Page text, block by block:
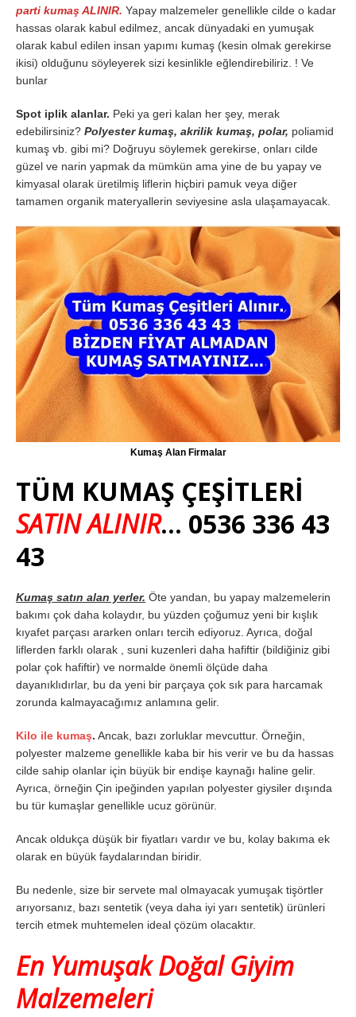
parti kumaş ALINIR. Yapay malzemeler genellikle cilde o kadar
hassas olarak kabul edilmez, ancak dünyadaki en yumuşak
olarak kabul edilen insan yapımı kumaş (kesin olmak gerekirse
ikisi) olduğunu söyleyerek sizi kesinlikle eğlendirebiliriz. ! Ve
bunlar
Spot iplik alanlar. Peki ya geri kalan her şey, merak
edebilirsiniz? Polyester kumaş, akrilik kumaş, polar, poliamid
kumaş vb. gibi mi? Doğruyu söylemek gerekirse, onları cilde
güzel ve narin yapmak da mümkün ama yine de bu yapay ve
kimyasal olarak üretilmiş liflerin hiçbiri pamuk veya diğer
tamamen organik materyallerin seviyesine asla ulaşamayacak.
Kumaş Alan Firmalar
TÜM KUMAŞ ÇEŞİTLERİ
SATIN ALINIR… 0536 336 43
43
Kumaş satın alan yerler. Öte yandan, bu yapay malzemelerin
bakımı çok daha kolaydır, bu yüzden çoğumuz yeni bir kışlık
kıyafet parçası ararken onları tercih ediyoruz. Ayrıca, doğal
liflerden farklı olarak , suni kuzenleri daha hafiftir (bildiğiniz gibi
polar çok hafiftir) ve normalde önemli ölçüde daha
dayanıklıdırlar, bu da yeni bir parçaya çok sık para harcamak
zorunda kalmayacağımız anlamına gelir.
Kilo ile kumaş. Ancak, bazı zorluklar mevcuttur. Örneğin,
polyester malzeme genellikle kaba bir his verir ve bu da hassas
cilde sahip olanlar için büyük bir endişe kaynağı haline gelir.
Ayrıca, örneğin Çin ipeğinden yapılan polyester giysiler dışında
bu tür kumaşlar genellikle ucuz görünür.
Ancak oldukça düşük bir fiyatları vardır ve bu, kolay bakıma ek
olarak en büyük faydalarından biridir.
Bu nedenle, size bir servete mal olmayacak yumuşak tişörtler
arıyorsanız, bazı sentetik (veya daha iyi yarı sentetik) ürünleri
tercih etmek muhtemelen ideal çözüm olacaktır.
En Yumuşak Doğal Giyim
Malzemeleri